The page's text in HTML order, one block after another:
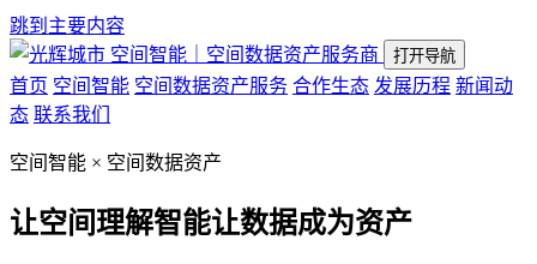
跳到主要内容
空间智能｜空间数据资产服务商
打开导航
首页 空间智能 空间数据资产服务 合作生态 发展历程 新闻动
态 联系我们
空间智能 × 空间数据资产
让空间理解智能让数据成为资产